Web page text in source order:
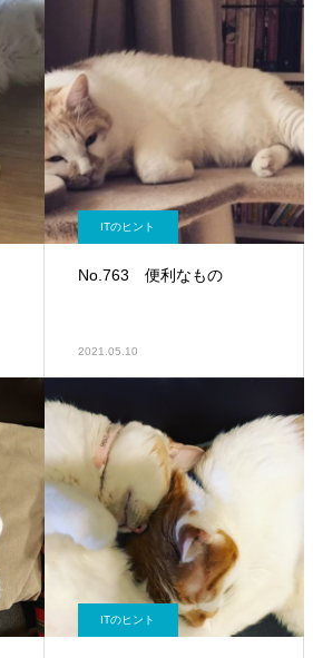
ITのヒント
No.763 便利なもの
2021.05.10
ITのヒント